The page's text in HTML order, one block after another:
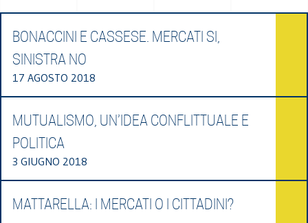
BONACCINI E CASSESE. MERCATI SI,
SINISTRA NO
17 AGOSTO 2018
MUTUALISMO, UN’IDEA CONFLITTUALE E
POLITICA
3 GIUGNO 2018
MATTARELLA: I MERCATI O I CITTADINI?